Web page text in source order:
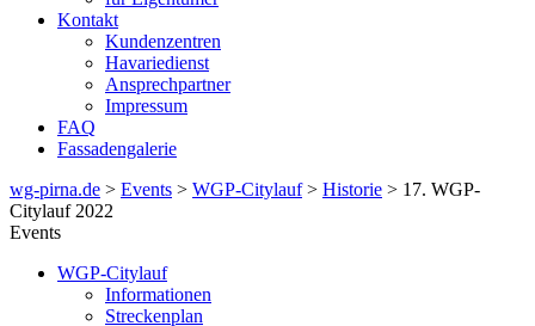
Kontakt
Kundenzentren
Havariedienst
Ansprechpartner
Impressum
FAQ
Fassadengalerie
wg-pirna.de > Events > WGP-Citylauf> Historie > 17. WGP-
Citylauf 2022
Events
WGP-Citylauf
Informationen
Streckenplan